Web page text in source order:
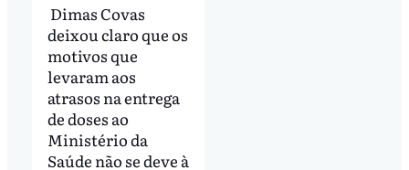
Dimas Covas
deixou claro que os
motivos que
levaram aos
atrasos na entrega
de doses ao
Ministério da
Saúde não se deve à